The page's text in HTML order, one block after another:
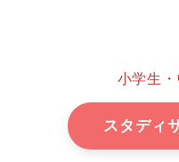
小学生
スタディ